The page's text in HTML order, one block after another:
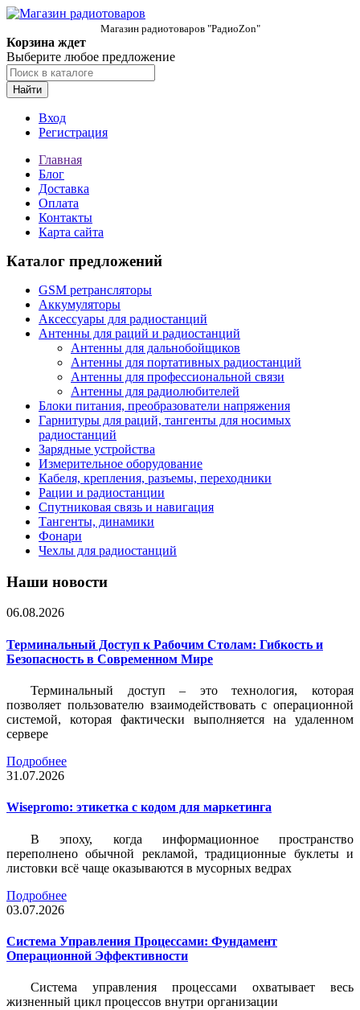
Магазин радиотоваров "РадиоZon"
Корзина ждет
Выберите любое предложение
Найти
Вход
Регистрация
Главная
Блог
Доставка
Оплата
Контакты
Карта сайта
Каталог предложений
GSM ретрансляторы
Аккумуляторы
Аксессуары для радиостанций
Антенны для раций и радиостанций
Антенны для дальнобойщиков
Антенны для портативных радиостанций
Антенны для профессиональной связи
Антенны для радиолюбителей
Блоки питания, преобразователи напряжения
Гарнитуры для раций, тангенты для носимых
радиостанций
Зарядные устройства
Измерительное оборудование
Кабеля, крепления, разъемы, переходники
Рации и радиостанции
Спутниковая связь и навигация
Тангенты, динамики
Фонари
Чехлы для радиостанций
Наши новости
06.08.2026
Терминальный Доступ к Рабочим Столам: Гибкость и
Безопасность в Современном Мире
Терминальный доступ – это технология, которая
позволяет пользователю взаимодействовать с операционной
системой, которая фактически выполняется на удаленном
сервере
Подробнее
31.07.2026
Wisepromo: этикетка c кодом для маркетинга
В эпоху, когда информационное пространство
переполнено обычной рекламой, традиционные буклеты и
листовки всё чаще оказываются в мусорных ведрах
Подробнее
03.07.2026
Система Управления Процессами: Фундамент
Операционной Эффективности
Система управления процессами охватывает весь
жизненный цикл процессов внутри организации